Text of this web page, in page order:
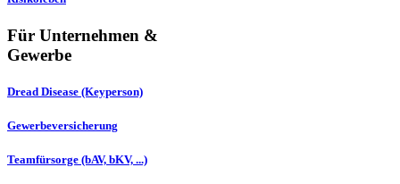
Für Unternehmen &
Gewerbe
Dread Disease (Keyperson)
Gewerbeversicherung
Teamfürsorge (bAV, bKV, ...)